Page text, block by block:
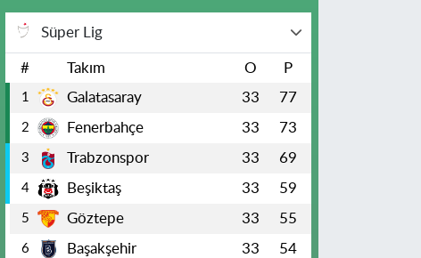
Süper Lig
# Takım O P
1 Galatasaray 33 77
2 Fenerbahçe 33 73
3 Trabzonspor 33 69
4 Beşiktaş 33 59
5 Göztepe 33 55
6 Başakşehir 33 54